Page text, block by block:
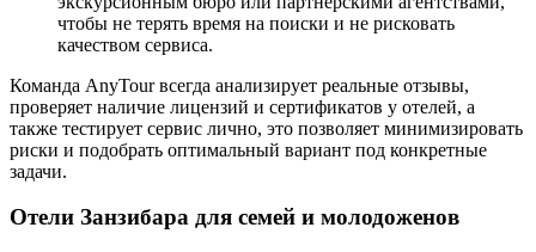
чтобы не терять время на поиски и не рисковать
качеством сервиса.
Команда AnyTour всегда анализирует реальные отзывы,
проверяет наличие лицензий и сертификатов у отелей, а
также тестирует сервис лично, это позволяет минимизировать
риски и подобрать оптимальный вариант под конкретные
задачи.
Отели Занзибара для семей и молодоженов